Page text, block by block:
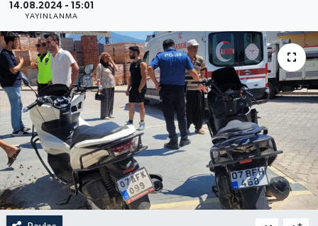
14.08.2024 - 15:01
YAYINLANMA
Gündem
Günün Manşetleri
Haber Kuşakları
Haberler
KANALV Spor
Kültür Sanat
Son Dakika Haberleri
Haber Arşivi